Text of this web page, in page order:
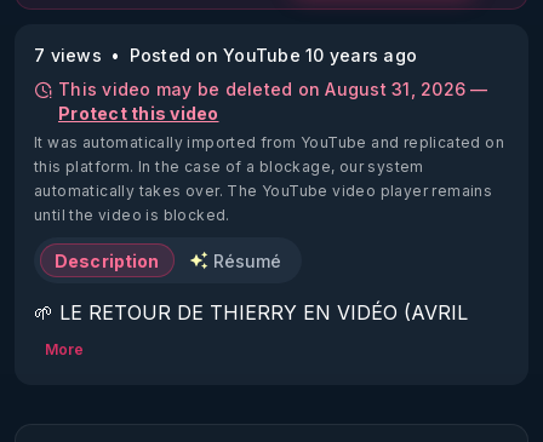
7 views
Posted on YouTube 10 years ago
This video may be deleted on August 31, 2026 —
Protect this video
It was automatically imported from YouTube and replicated on
this platform. In the case of a blockage, our system
automatically takes over. The YouTube video player remains
until the video is blocked.
Description Résumé
🌱 LE RETOUR DE THIERRY EN VIDÉO (AVRIL
2022)!
https://www.rgnr.fr/presentation.html
More